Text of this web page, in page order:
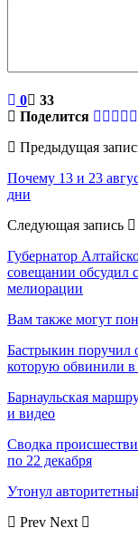
0
33
Поделится
Предыдущая
Почему 13 и 23
дни
Следующая запись
Губернатор
совещании обсудил
мелиорации
Вам также могут
Бастрыкин поручил
которую обвинили
Барнаульская
и видео
Сводка
по 22 декабря
Утонул
Prev Next